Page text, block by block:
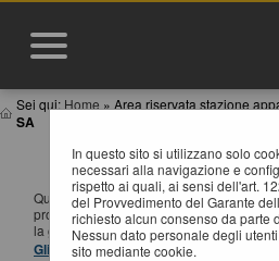
Sei qui: Home » Area riservata stazione
SA
In questo sito si utilizzano solo
necessari alla navigazione e
rispetto ai quali, ai sensi dell'art.
del Provvedimento del Garante
richiesto alcun consenso da parte
Nessun dato personale degli
sito mediante cookie.
ACCESSO AREA
Questa sezione è dedicata agli
progettazione di un appalto pubblico di
la gestione della fase a evidenza
Gli applicativi presenti sono ad uso